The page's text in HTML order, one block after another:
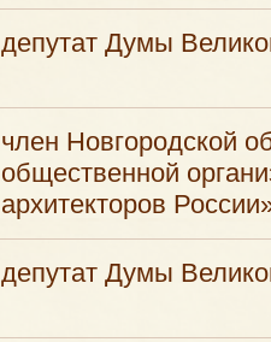
депутат Думы
член Новгородской
общественной
архитекторов
депутат Думы